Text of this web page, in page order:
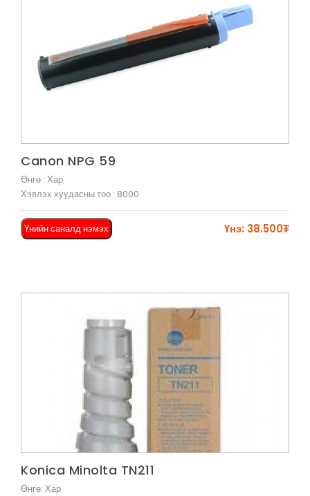
Canon NPG 59
Өнгө : Хар
Хэвлэх хуудасны тоо : 8000
Үнийн саналд нэмэх Үнэ: 38.500₮
Харах
Konica Minolta TN211
Өнгө: Хар